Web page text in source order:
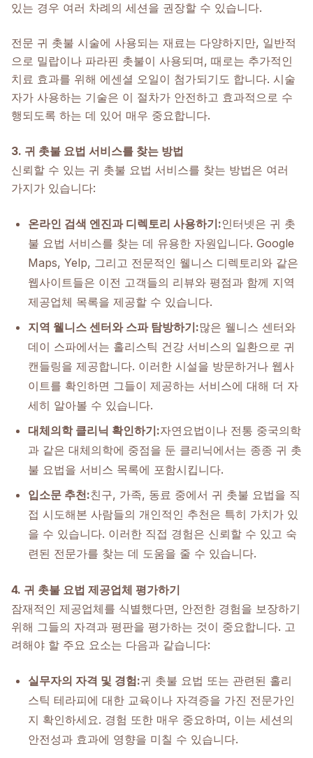
있는 경우 여러 차례의 세션을 권장할 수 있습니다.
전문 귀 촛불 시술에 사용되는 재료는 다양하지만, 일반적
으로 밀랍이나 파라핀 촛불이 사용되며, 때로는 추가적인
치료 효과를 위해 에센셜 오일이 첨가되기도 합니다. 시술
자가 사용하는 기술은 이 절차가 안전하고 효과적으로 수
행되도록 하는 데 있어 매우 중요합니다.
3. 귀 촛불 요법 서비스를 찾는 방법
신뢰할 수 있는 귀 촛불 요법 서비스를 찾는 방법은 여러
가지가 있습니다:
온라인 검색 엔진과 디렉토리 사용하기:인터넷은 귀 촛
불 요법 서비스를 찾는 데 유용한 자원입니다. Google
Maps, Yelp, 그리고 전문적인 웰니스 디렉토리와 같은
웹사이트들은 이전 고객들의 리뷰와 평점과 함께 지역
제공업체 목록을 제공할 수 있습니다.
지역 웰니스 센터와 스파 탐방하기:많은 웰니스 센터와
데이 스파에서는 홀리스틱 건강 서비스의 일환으로 귀
캔들링을 제공합니다. 이러한 시설을 방문하거나 웹사
이트를 확인하면 그들이 제공하는 서비스에 대해 더 자
세히 알아볼 수 있습니다.
대체의학 클리닉 확인하기:자연요법이나 전통 중국의학
과 같은 대체의학에 중점을 둔 클리닉에서는 종종 귀 촛
불 요법을 서비스 목록에 포함시킵니다.
입소문 추천:친구, 가족, 동료 중에서 귀 촛불 요법을 직
접 시도해본 사람들의 개인적인 추천은 특히 가치가 있
을 수 있습니다. 이러한 직접 경험은 신뢰할 수 있고 숙
련된 전문가를 찾는 데 도움을 줄 수 있습니다.
4. 귀 촛불 요법 제공업체 평가하기
잠재적인 제공업체를 식별했다면, 안전한 경험을 보장하기
위해 그들의 자격과 평판을 평가하는 것이 중요합니다. 고
려해야 할 주요 요소는 다음과 같습니다:
실무자의 자격 및 경험:귀 촛불 요법 또는 관련된 홀리
스틱 테라피에 대한 교육이나 자격증을 가진 전문가인
지 확인하세요. 경험 또한 매우 중요하며, 이는 세션의
안전성과 효과에 영향을 미칠 수 있습니다.